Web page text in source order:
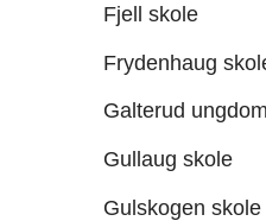
Fjell skole
Frydenhaug
Galterud
Gullaug skole
Gulskogen skole